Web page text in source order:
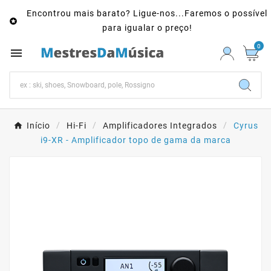

Encontrou mais barato? Ligue-nos...Faremos o possível
para igualar o preço!
 0
Início Hi-Fi Amplificadores Integrados
Cyrus
i9-XR - Amplificador topo de gama da marca